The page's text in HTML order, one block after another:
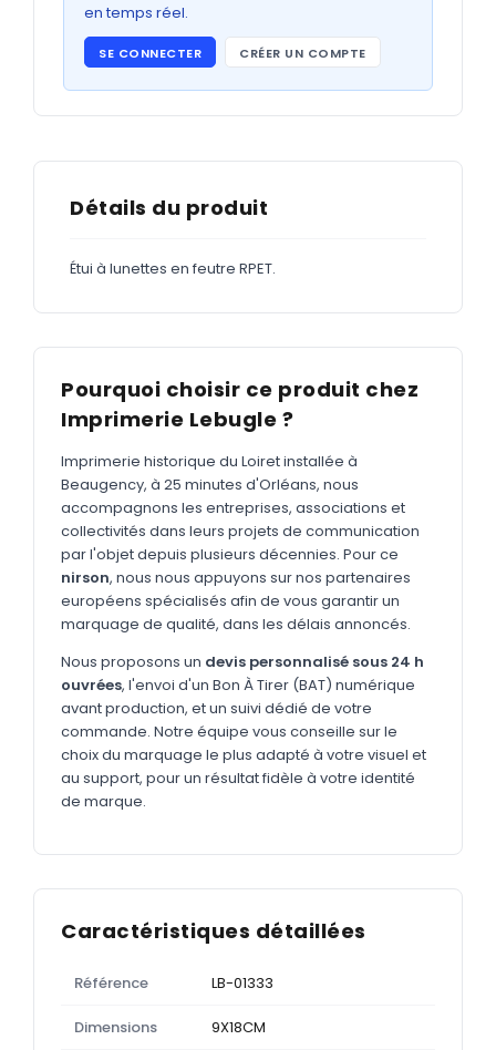
Abribus
ADHÉSIFS
Adhésifs vitrine
Tee-shirts Nouveau
Polos Nouveau
Sweatshirts
GOODIES
Bureau & écriture
Sacs & voyages
Verres & déjeuner
Technologie
Vêtements
Outils & porte-clés
Cuisine
en temps réel.
SE CONNECTER CRÉER UN COMPTE
Détails du produit
Étui à lunettes en feutre RPET.
Pourquoi choisir ce produit chez
Imprimerie Lebugle ?
Imprimerie historique du Loiret installée à
Beaugency, à 25 minutes d'Orléans, nous
accompagnons les entreprises, associations et
collectivités dans leurs projets de communication
par l'objet depuis plusieurs décennies. Pour ce
nirson, nous nous appuyons sur nos partenaires
européens spécialisés afin de vous garantir un
marquage de qualité, dans les délais annoncés.
Nous proposons un devis personnalisé sous 24 h
ouvrées, l'envoi d'un Bon À Tirer (BAT) numérique
avant production, et un suivi dédié de votre
commande. Notre équipe vous conseille sur le
choix du marquage le plus adapté à votre visuel et
au support, pour un résultat fidèle à votre identité
de marque.
Caractéristiques détaillées
Référence LB-01333
Dimensions 9X18CM